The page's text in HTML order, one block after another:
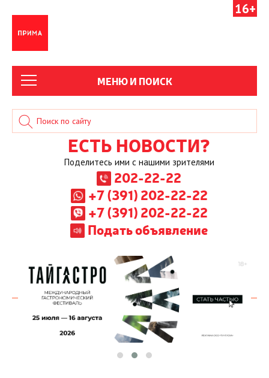
16+
МЕНЮ И ПОИСК
ЕСТЬ НОВОСТИ?
Поделитесь ими с нашими зрителями
202-22-22
+7 (391) 202-22-22
+7 (391) 202-22-22
Подать объявление